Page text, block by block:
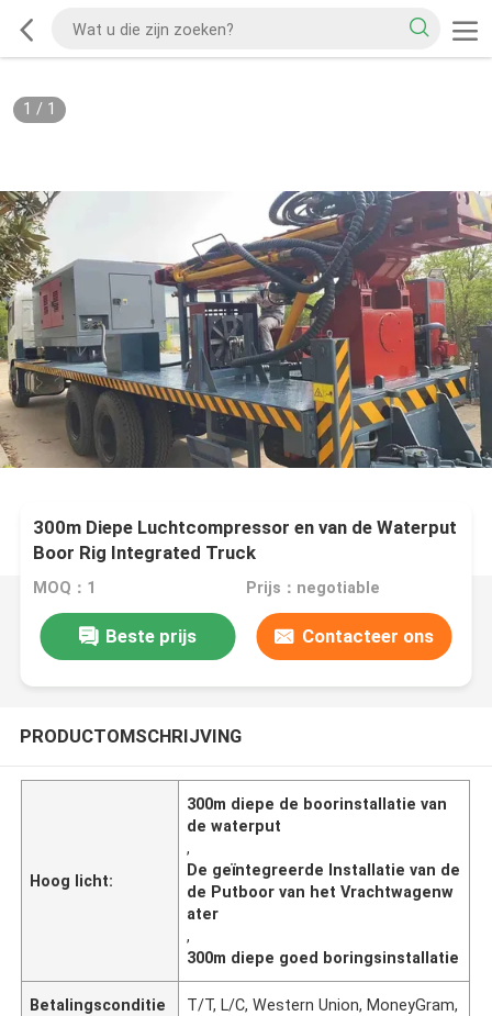
1 / 1
300m Diepe Luchtcompressor en van de Waterput
Boor Rig Integrated Truck
MOQ：1 Prijs：negotiable
Beste prijs Contacteer ons
PRODUCTOMSCHRIJVING
Hoog licht:
300m diepe de boorinstallatie van
de waterput
,
De geïntegreerde Installatie van de
de Putboor van het Vrachtwagenw
ater
,
300m diepe goed boringsinstallatie
Betalingsconditie
T/T, L/C, Western Union, MoneyGram,